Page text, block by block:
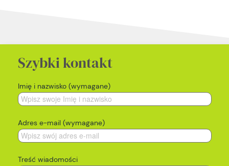
Szybki kontakt
Imię i nazwisko (wymagane)
Adres e-mail (wymagane)
Treść wiadomości